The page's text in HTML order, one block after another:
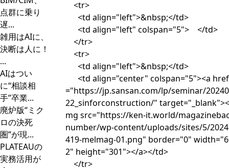
点群に乗り
遅...
雑用はAIに、
決断は人に！
...
AIはつい
に“相談相
手”卒業...
廃炉版“ミク
ロの決死
圏”が現...
PLATEAUの
実務活用が
<tr>
<td align="left">&nbsp;</td>
<td align="left" colspan="5"> </td>
</tr>
<tr>
<td align="left">&nbsp;</td>
<td align="center" colspan="5"><a href
="https://jp.sansan.com/lp/seminar/
22_sinforconstruction/"
mg src="https://ken-it.world/
number/wp-content/uploads/sites/5/
419-melmag-01.png" border="0"
2" height="301"></a></td>
</tr>